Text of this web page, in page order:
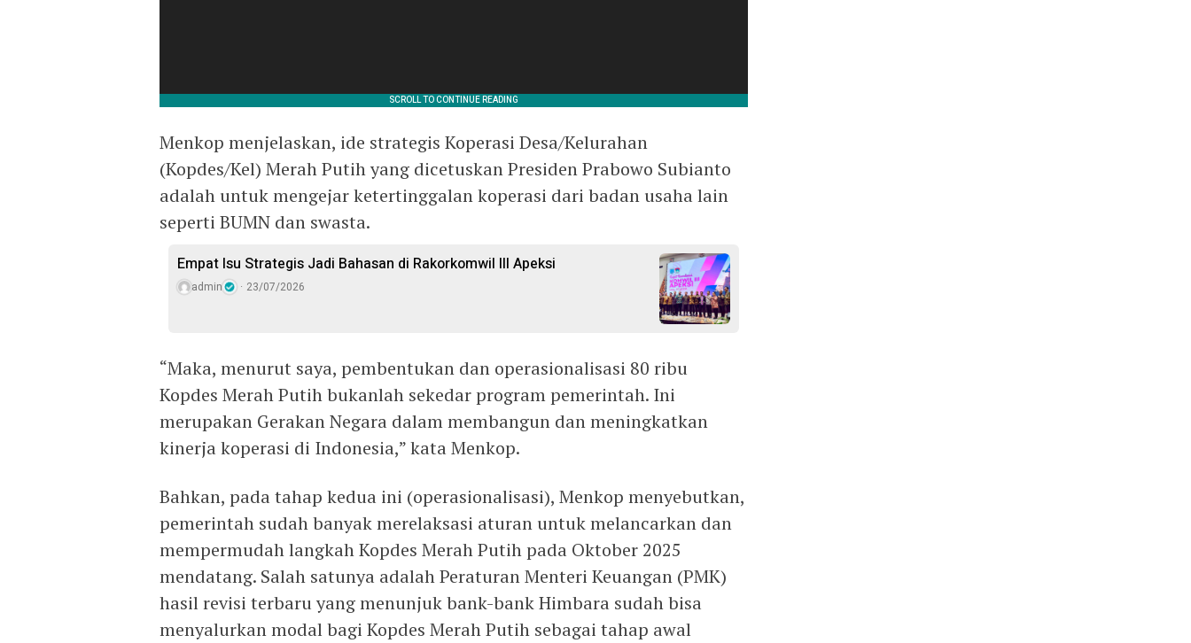
Menkop menjelaskan, ide strategis Koperasi Desa/Kelurahan
(Kopdes/Kel) Merah Putih yang dicetuskan Presiden Prabowo Subianto
adalah untuk mengejar ketertinggalan koperasi dari badan usaha lain
seperti BUMN dan swasta.
Empat Isu Strategis Jadi Bahasan di Rakorkomwil III Apeksi
admin 23/07/2026
“Maka, menurut saya, pembentukan dan operasionalisasi 80 ribu
Kopdes Merah Putih bukanlah sekedar program pemerintah. Ini
merupakan Gerakan Negara dalam membangun dan meningkatkan
kinerja koperasi di Indonesia,” kata Menkop.
Bahkan, pada tahap kedua ini (operasionalisasi), Menkop menyebutkan,
pemerintah sudah banyak merelaksasi aturan untuk melancarkan dan
mempermudah langkah Kopdes Merah Putih pada Oktober 2025
mendatang. Salah satunya adalah Peraturan Menteri Keuangan (PMK)
hasil revisi terbaru yang menunjuk bank-bank Himbara sudah bisa
menyalurkan modal bagi Kopdes Merah Putih sebagai tahap awal